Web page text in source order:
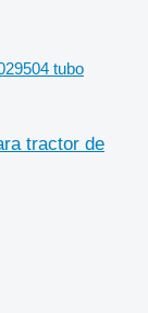
tubo
tractor de